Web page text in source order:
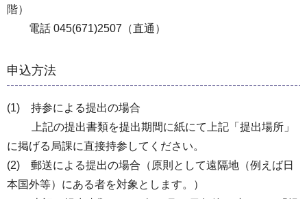
階）
電話 045(671)2507（直通）
申込方法
(1) 持参による提出の場合
上記の提出書類を提出期間に紙にて上記「提出場所」
に掲げる局課に直接持参してください。
(2) 郵送による提出の場合（原則として遠隔地（例えば日
本国外等）にある者を対象とします。）